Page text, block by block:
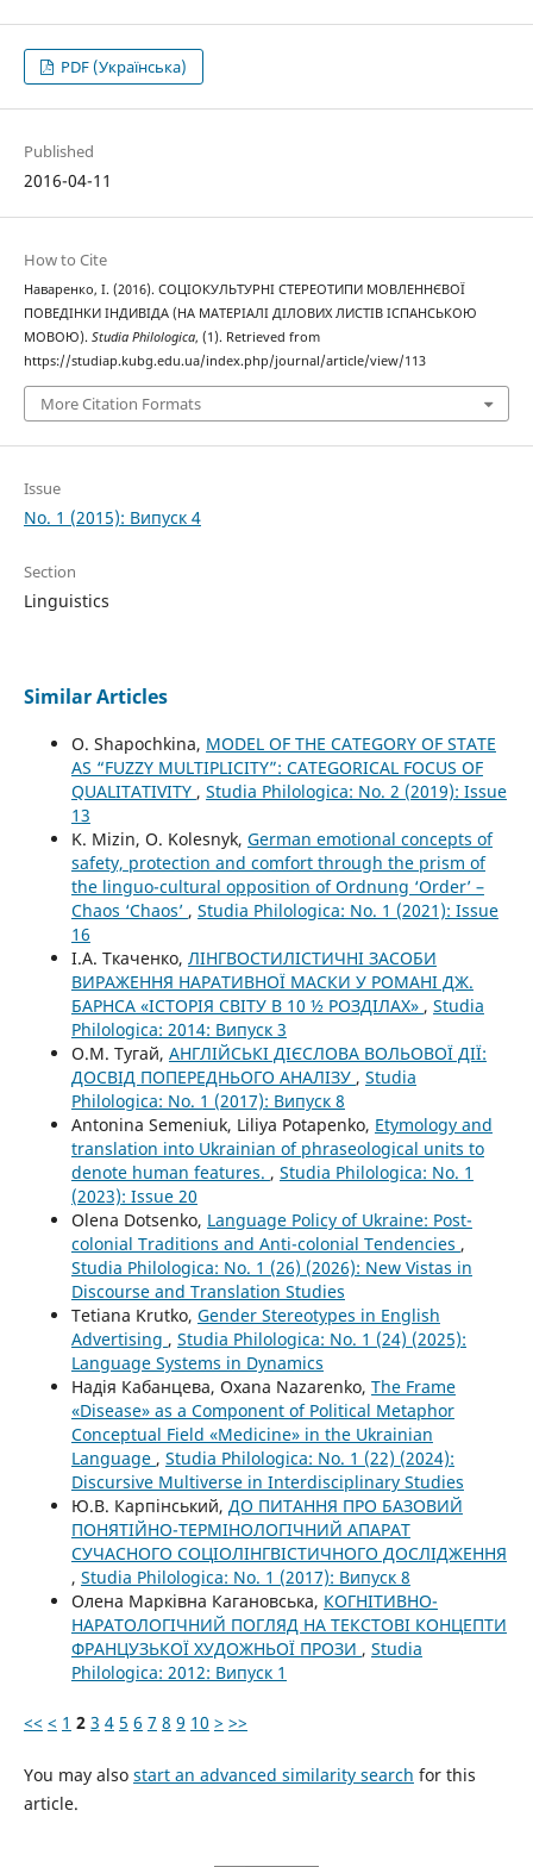
PDF (Українська)
Published
2016-04-11
How to Cite
Наваренко, І. (2016). СОЦІОКУЛЬТУРНІ СТЕРЕОТИПИ МОВЛЕННЄВОЇ
ПОВЕДІНКИ ІНДИВІДА (НА МАТЕРІАЛІ ДІЛОВИХ ЛИСТІВ ІСПАНСЬКОЮ
МОВОЮ). Studia Philologica, (1). Retrieved from
https://studiap.kubg.edu.ua/index.php/journal/article/view/113
More Citation Formats
Issue
No. 1 (2015): Випуск 4
Section
Linguistics
Similar Articles
O. Shapochkina, MODEL OF THE CATEGORY OF STATE
AS “FUZZY MULTIPLICITY”: CATEGORICAL FOCUS OF
QUALITATIVITY , Studia Philologica: No. 2 (2019): Issue
13
K. Mizin, O. Kolesnyk, German emotional concepts of
safety, protection and comfort through the prism of
the linguo-cultural opposition of Ordnung ‘Order’ –
Chaos ‘Chaos’ , Studia Philologica: No. 1 (2021): Issue
16
І.А. Ткаченко, ЛІНГВОСТИЛІСТИЧНІ ЗАСОБИ
ВИРАЖЕННЯ НАРАТИВНОЇ МАСКИ У РОМАНІ ДЖ.
БАРНСА «ІСТОРІЯ СВІТУ В 10 ½ РОЗДІЛАХ» , Studia
Philologica: 2014: Випуск 3
О.М. Тугай, АНГЛІЙСЬКІ ДІЄСЛОВА ВОЛЬОВОЇ ДІЇ:
ДОСВІД ПОПЕРЕДНЬОГО АНАЛІЗУ , Studia
Philologica: No. 1 (2017): Випуск 8
Antonina Semeniuk, Liliya Potapenko, Etymology and
translation into Ukrainian of phraseological units to
denote human features. , Studia Philologica: No. 1
(2023): Issue 20
Olena Dotsenko, Language Policy of Ukraine: Post-
colonial Traditions and Anti-colonial Tendencies ,
Studia Philologica: No. 1 (26) (2026): New Vistas in
Discourse and Translation Studies
Tetiana Krutko, Gender Stereotypes in English
Advertising , Studia Philologica: No. 1 (24) (2025):
Language Systems in Dynamics
Надія Кабанцева, Oxana Nazarenko, The Frame
«Disease» as a Component of Political Metaphor
Conceptual Field «Medicine» in the Ukrainian
Language , Studia Philologica: No. 1 (22) (2024):
Discursive Multiverse in Interdisciplinary Studies
Ю.В. Карпінський, ДО ПИТАННЯ ПРО БАЗОВИЙ
ПОНЯТІЙНО-ТЕРМІНОЛОГІЧНИЙ АПАРАТ
СУЧАСНОГО СОЦІОЛІНГВІСТИЧНОГО ДОСЛІДЖЕННЯ
, Studia Philologica: No. 1 (2017): Випуск 8
Олена Марківна Кагановська, КОГНІТИВНО-
НАРАТОЛОГІЧНИЙ ПОГЛЯД НА ТЕКСТОВІ КОНЦЕПТИ
ФРАНЦУЗЬКОЇ ХУДОЖНЬОЇ ПРОЗИ , Studia
Philologica: 2012: Випуск 1
<< < 1 2 3 4 5 6 7 8 9 10 > >>
You may also start an advanced similarity search for this
article.